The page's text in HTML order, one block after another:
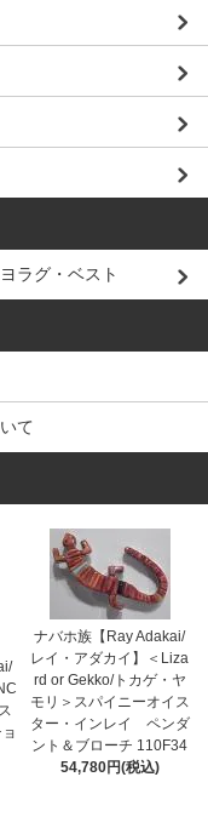
ラグ・ベスト
て
ナバホ族【Ray Adakai/
レイ・アダカイ】＜Liza
rd or Gekko/トカゲ・ヤ
モリ＞スパイニーオイス
ター・インレイ ペンダ
ント＆ブローチ 110F34
54,780円(税込)